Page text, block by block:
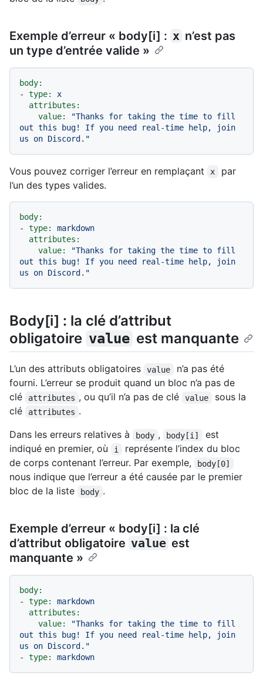
Exemple d’erreur « body[i] : x n’est pas
un type d’entrée valide »
body:
-
type:
x
attributes:
value:
"Thanks for taking the time to fill
out this bug! If you need real-time help, join
us on Discord."
Vous pouvez corriger l’erreur en remplaçant x
par
l’un des types valides.
body:
-
type:
markdown
attributes:
value:
"Thanks for taking the time to fill
out this bug! If you need real-time help, join
us on Discord."
Body[i] : la clé d’attribut
obligatoire value est manquante
L’un des attributs obligatoires value
n’a pas été
fourni. L’erreur se produit quand un bloc n’a pas de
clé
attributes , ou qu’il n’a pas de clé value
sous la
clé
attributes .
Dans les erreurs relatives à
body , body[i]
est
indiqué en premier, où
i
représente l’index du bloc
de corps contenant l’erreur. Par exemple,
body[0]
nous indique que l’erreur a été causée par le premier
bloc de la liste
body .
Exemple d’erreur « body[i] : la clé
d’attribut obligatoire value est
manquante »
body:
-
type:
markdown
attributes:
value:
"Thanks for taking the time to fill
out this bug! If you need real-time help, join
us on Discord."
-
type: markdown